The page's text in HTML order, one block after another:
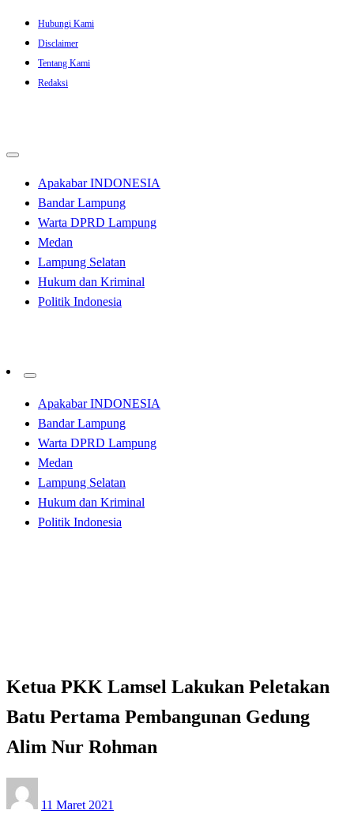
Skip
content
Hubungi Kami
Disclaimer
Tentang Kami
Redaksi
Apakabar INDONESIA
Bandar Lampung
Warta DPRD Lampung
Medan
Lampung Selatan
Hukum dan Kriminal
Politik Indonesia
Apakabar INDONESIA
Bandar Lampung
Warta DPRD Lampung
Medan
Lampung Selatan
Hukum dan Kriminal
Politik Indonesia
Ketua PKK Lamsel Lakukan Peletakan
Batu Pertama Pembangunan Gedung
Alim Nur Rohman
on
11 Maret 2021